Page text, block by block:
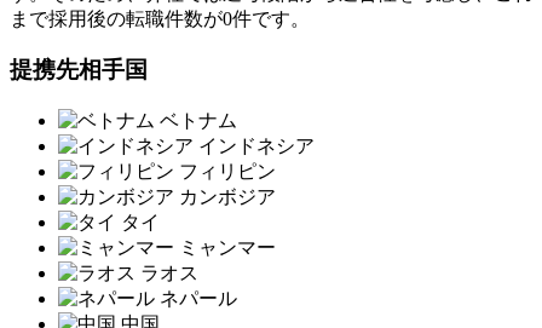
まで採用後の転職件数が0件です。
提携先相手国
ベトナム
インドネシア
フィリピン
カンボジア
タイ
ミャンマー
ラオス
ネパール